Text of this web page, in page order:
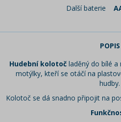
Další baterie
POPIS
Hudební kolotočladěný do bílé a
motýlky, kteří se otáčí na
hudby.
Kolotoč se dá snadno připojit na